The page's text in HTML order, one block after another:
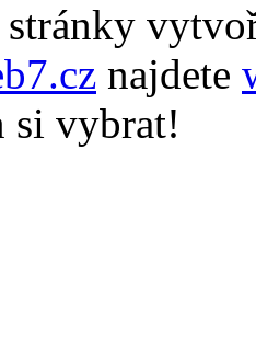
stránky
najdete
si vybrat!